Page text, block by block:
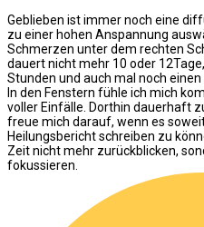
Geblieben ist immer noch eine
zu einer hohen Anspannung
Schmerzen unter dem rechten
dauert nicht mehr 10 oder
Stunden und auch mal noch einen
In den Fenstern fühle ich mich
voller Einfälle. Dorthin dauerhaft
freue mich darauf, wenn es
Heilungsbericht schreiben zu
Zeit nicht mehr zurückblicken,
fokussieren.